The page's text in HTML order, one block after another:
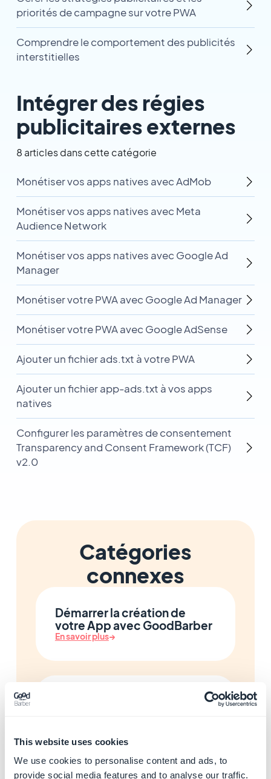
This website uses cookies
We use cookies to personalise content and ads, to
provide social media features and to analyse our traffic.
priorités de campagne sur votre PWA
Comprendre le comportement des publicités
interstitielles
Intégrer des régies
publicitaires externes
8 articles dans cette catégorie
Monétiser vos apps natives avec AdMob
Monétiser vos apps natives avec Meta
Audience Network
Monétiser vos apps natives avec Google Ad
Manager
Monétiser votre PWA avec Google Ad Manager
Monétiser votre PWA avec Google AdSense
Ajouter un fichier ads.txt à votre PWA
Ajouter un fichier app-ads.txt à vos apps
natives
Configurer les paramètres de consentement
Transparency and Consent Framework (TCF)
v2.0
Catégories
connexes
Démarrer la création de
votre App avec GoodBarber
En savoir plus→
Publier vos applications iOS